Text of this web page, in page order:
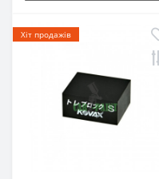
Хіт продажів